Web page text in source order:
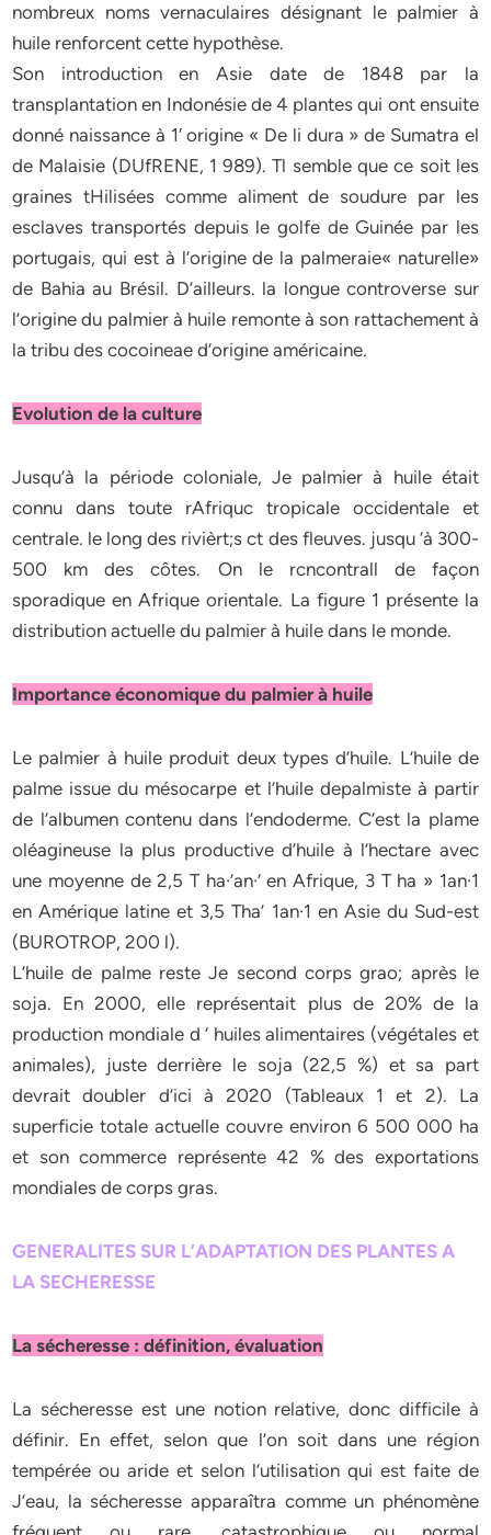
nombreux noms vernaculaires désignant le palmier à
huile renforcent cette hypothèse.
Son introduction en Asie date de 1848 par la
transplantation en Indonésie de 4 plantes qui ont ensuite
donné naissance à 1′ origine « De li dura » de Sumatra el
de Malaisie (DUfRENE, 1 989). Tl semble que ce soit les
graines tHilisées comme aliment de soudure par les
esclaves transportés depuis le golfe de Guinée par les
portugais, qui est à l’origine de la palmeraie« naturelle»
de Bahia au Brésil. D’ailleurs. la longue controverse sur
l’origine du palmier à huile remonte à son rattachement à
la tribu des cocoineae d’origine américaine.
Evolution de la culture
Jusqu’à la période coloniale, Je palmier à huile était
connu dans toute rAfriquc tropicale occidentale et
centrale. le long des rivièrt;s ct des fleuves. jusqu ‘à 300-
500 km des côtes. On le rcncontrall de façon
sporadique en Afrique orientale. La figure 1 présente la
distribution actuelle du palmier à huile dans le monde.
Importance économique du palmier à huile
Le palmier à huile produit deux types d’huile. L’huile de
palme issue du mésocarpe et l’huile depalmiste à partir
de l’albumen contenu dans l’endoderme. C’est la plame
oléagineuse la plus productive d’huile à l’hectare avec
une moyenne de 2,5 T ha·’an·’ en Afrique, 3 T ha » 1an·1
en Amérique latine et 3,5 Tha’ 1an·1 en Asie du Sud-est
(BUROTROP, 200 l).
L’huile de palme reste Je second corps grao; après le
soja. En 2000, elle représentait plus de 20% de la
production mondiale d ‘ huiles alimentaires (végétales et
animales), juste derrière le soja (22,5 %) et sa part
devrait doubler d’ici à 2020 (Tableaux 1 et 2). La
superficie totale actuelle couvre environ 6 500 000 ha
et son commerce représente 42 % des exportations
mondiales de corps gras.
GENERALITES SUR L’ADAPTATION DES PLANTES A
LA SECHERESSE
La sécheresse : définition, évaluation
La sécheresse est une notion relative, donc difficile à
définir. En effet, selon que l’on soit dans une région
tempérée ou aride et selon l’utilisation qui est faite de
J’eau, la sécheresse apparaîtra comme un phénomène